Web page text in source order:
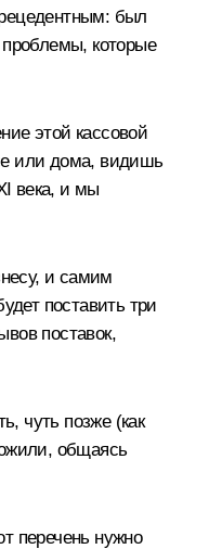
был
которые
этой кассовой
или дома, видишь
века, и мы
и самим
поставить три
поставок,
чуть позже (как
общаясь
перечень нужно